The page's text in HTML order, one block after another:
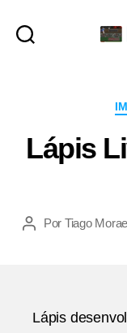
Lápis
Autor
Por Tiago
Lápis